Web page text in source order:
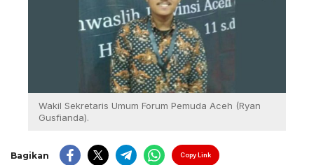
Wakil Sekretaris Umum Forum Pemuda Aceh (Ryan
Gusfianda).
Bagikan Copy Link